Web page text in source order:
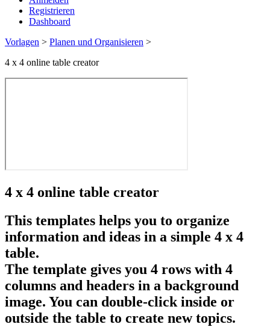
Registrieren
Dashboard
Vorlagen > Planen und Organisieren >
4 x 4 online table creator
4 x 4 online table creator
This templates helps you to organize
information and ideas in a simple 4 x 4
table.
The template gives you 4 rows with 4
columns and headers in a background
image. You can double-click inside or
outside the table to create new topics.